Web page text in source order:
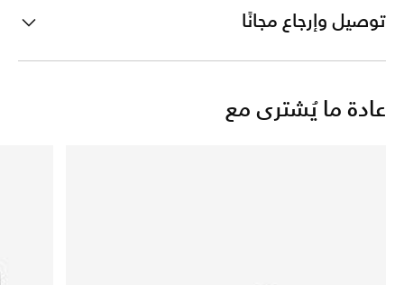
توصيل وإرجاع مجانًا
عادة ما يُشترى مع